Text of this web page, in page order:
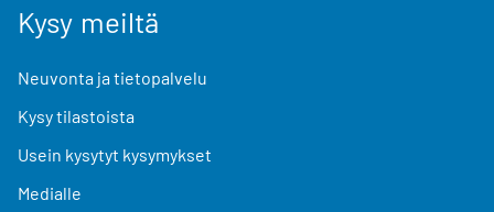
Kysy meiltä
Neuvonta ja tietopalvelu
Kysy tilastoista
Usein kysytyt kysymykset
Medialle